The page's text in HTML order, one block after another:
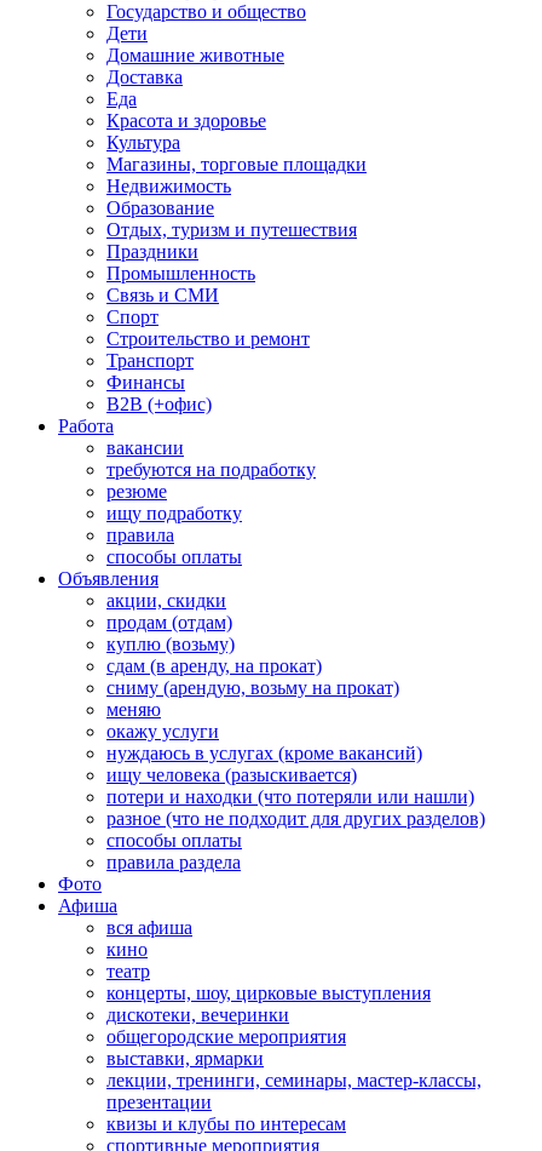
Государство и общество
Дети
Домашние животные
Доставка
Еда
Красота и здоровье
Культура
Магазины, торговые площадки
Недвижимость
Образование
Отдых, туризм и путешествия
Праздники
Промышленность
Связь и СМИ
Спорт
Строительство и ремонт
Транспорт
Финансы
B2B (+офис)
Работа
вакансии
требуются на подработку
резюме
ищу подработку
правила
способы оплаты
Объявления
акции, скидки
продам (отдам)
куплю (возьму)
сдам (в аренду, на прокат)
сниму (арендую, возьму на прокат)
меняю
окажу услуги
нуждаюсь в услугах (кроме вакансий)
ищу человека (разыскивается)
потери и находки (что потеряли или нашли)
разное (что не подходит для других разделов)
способы оплаты
правила раздела
Фото
Афиша
вся афиша
кино
театр
концерты, шоу, цирковые выступления
дискотеки, вечеринки
общегородские мероприятия
выставки, ярмарки
лекции, тренинги, семинары, мастер-классы,
презентации
квизы и клубы по интересам
спортивные мероприятия